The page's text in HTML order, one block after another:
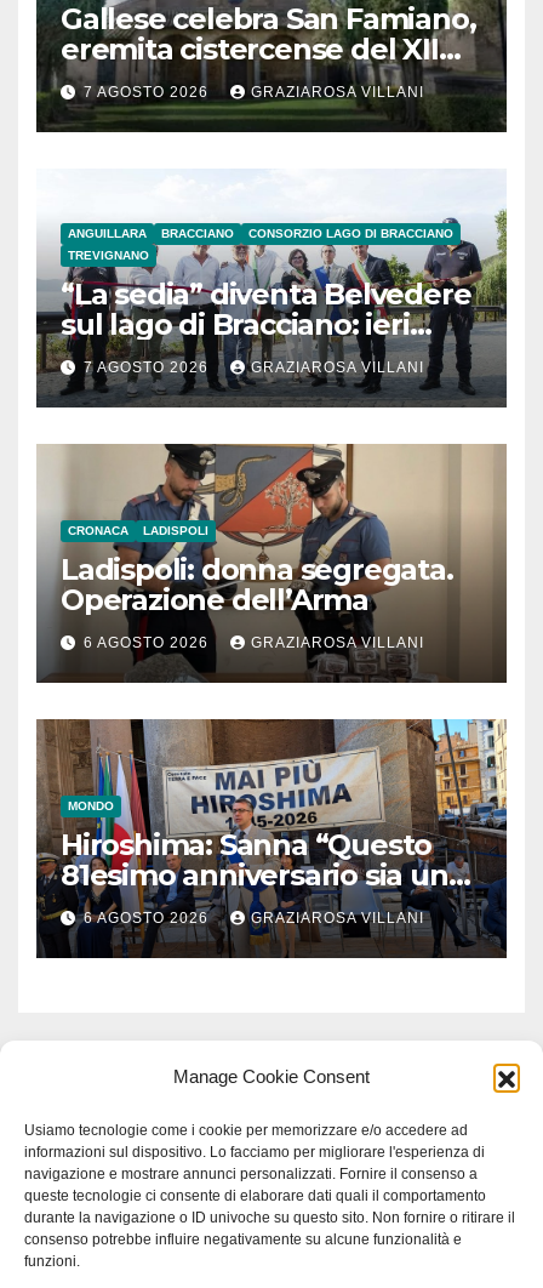
Manage Cookie Consent
Usiamo tecnologie come i cookie per memorizzare e/o accedere ad
informazioni sul dispositivo. Lo facciamo per migliorare l'esperienza di
navigazione e mostrare annunci personalizzati. Fornire il consenso a
queste tecnologie ci consente di elaborare dati quali il comportamento
durante la navigazione o ID univoche su questo sito. Non fornire o ritirare il
consenso potrebbe influire negativamente su alcune funzionalità e
funzioni.
Gallese celebra San Famiano,
eremita cistercense del XII
secolo
7 AGOSTO 2026 GRAZIAROSA VILLANI
ANGUILLARA BRACCIANO
CONSORZIO LAGO DI BRACCIANO
TREVIGNANO
“La sedia” diventa Belvedere
sul lago di Bracciano: ieri
l’inaugurazione
7 AGOSTO 2026 GRAZIAROSA VILLANI
CRONACA LADISPOLI
Ladispoli: donna segregata.
Operazione dell’Arma
6 AGOSTO 2026 GRAZIAROSA VILLANI
MONDO
Hiroshima: Sanna “Questo
81esimo anniversario sia un
monito per tutti”
6 AGOSTO 2026 GRAZIAROSA VILLANI